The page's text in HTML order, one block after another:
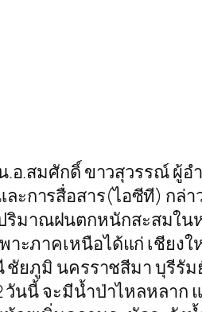
.อ.สมศักดิ์ ขาวสุวรรณ์ ผู้อ
ะการสื่อสาร(ไอซีที) กล่
ริมาณฝนตกหนักสะสมใน
ะภาคเหนือได้แก่ เชียงใ
ยภูมิ นครราชสีมา บุรีรั
วันนี้ จะมีน้ำป่าไหลหลาก